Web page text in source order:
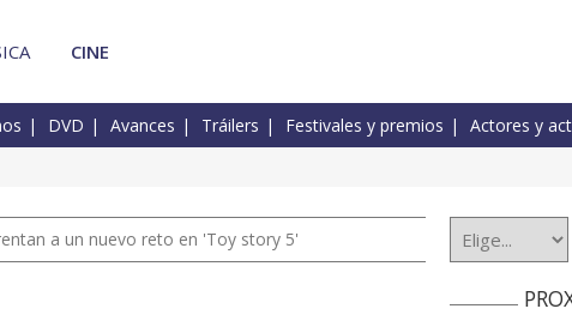
CINE
DVD Avances Tráilers Festivales y premios Actores y
a un nuevo reto en 'Toy story 5'